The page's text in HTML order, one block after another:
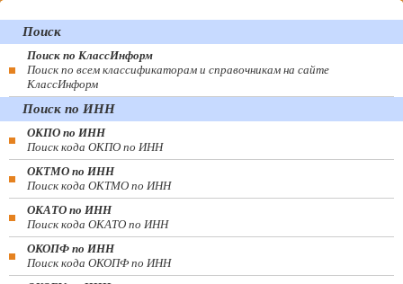
Поиск
Поиск по КлассИнформ
Поиск по всем классификаторам и справочникам на сайте
КлассИнформ
Поиск по ИНН
ОКПО по ИНН
Поиск кода ОКПО по ИНН
ОКТМО по ИНН
Поиск кода ОКТМО по ИНН
ОКАТО по ИНН
Поиск кода ОКАТО по ИНН
ОКОПФ по ИНН
Поиск кода ОКОПФ по ИНН